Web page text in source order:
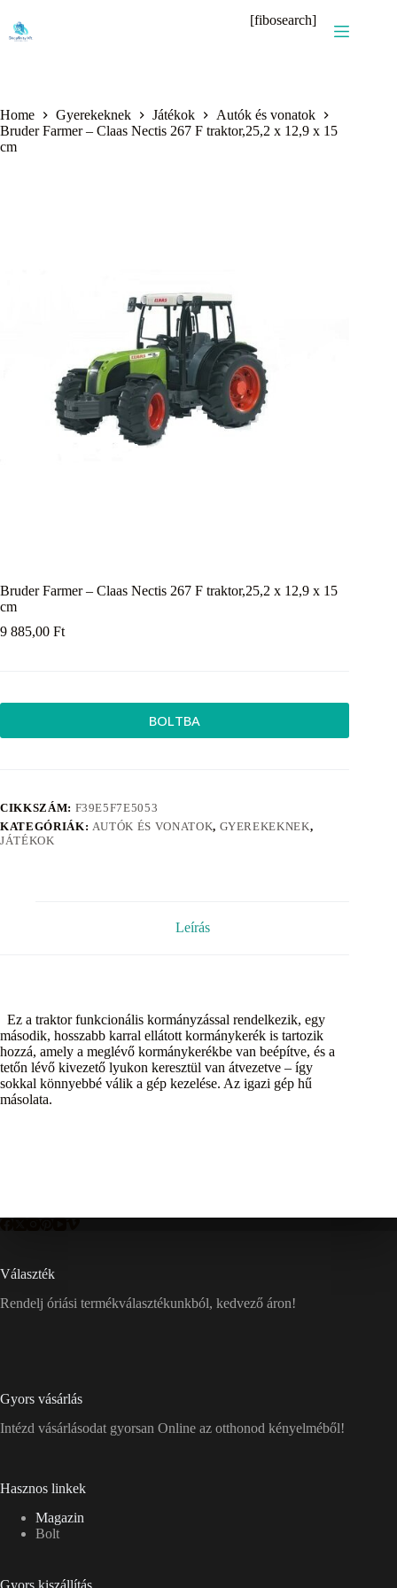
content
[fibosearch]
Home Gyerekeknek Játékok
Autók és vonatok
Bruder Farmer – Claas Nectis 267 F traktor,25,2 x 12,9 x 15
cm
Bruder Farmer – Claas Nectis 267 F traktor,25,2 x 12,9 x 15
cm
9 885,00 Ft
BOLTBA
CIKKSZÁM: F39E5F7E5053
KATEGÓRIÁK: AUTÓK ÉS VONATOK, GYEREKEKNEK,
JÁTÉKOK
Leírás
Ez a traktor funkcionális kormányzással rendelkezik, egy
második, hosszabb karral ellátott kormánykerék is tartozik
hozzá, amely a meglévő kormánykerékbe van beépítve, és a
tetőn lévő kivezető lyukon keresztül van átvezetve – így
sokkal könnyebbé válik a gép kezelése. Az igazi gép hű
másolata.
Választék
Rendelj óriási termékválasztékunkból, kedvező áron!
Gyors vásárlás
Intézd vásárlásodat gyorsan Online az otthonod kényelméből!
Hasznos linkek
Magazin
Bolt
Gyors kiszállítás